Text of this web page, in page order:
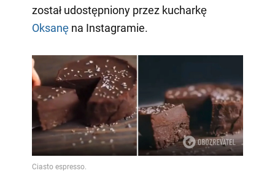
został udostępniony przez kucharkę
Oksanęna Instagramie.